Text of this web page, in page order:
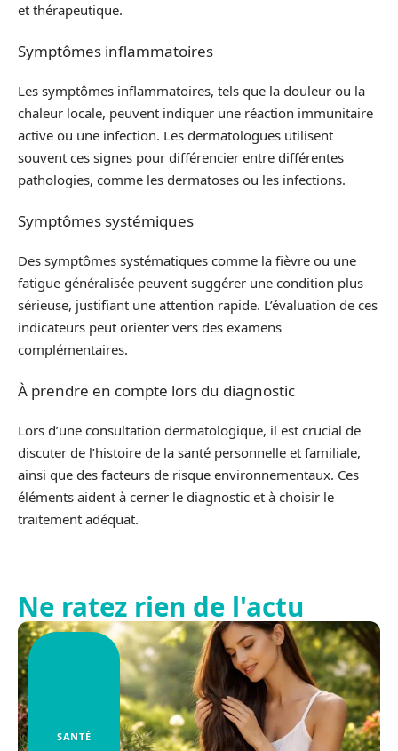
et thérapeutique.
Symptômes inflammatoires
Les symptômes inflammatoires, tels que la douleur ou la
chaleur locale, peuvent indiquer une réaction immunitaire
active ou une infection. Les dermatologues utilisent
souvent ces signes pour différencier entre différentes
pathologies, comme les dermatoses ou les infections.
Symptômes systémiques
Des symptômes systématiques comme la fièvre ou une
fatigue généralisée peuvent suggérer une condition plus
sérieuse, justifiant une attention rapide. L’évaluation de ces
indicateurs peut orienter vers des examens
complémentaires.
À prendre en compte lors du diagnostic
Lors d’une consultation dermatologique, il est crucial de
discuter de l’histoire de la santé personnelle et familiale,
ainsi que des facteurs de risque environnementaux. Ces
éléments aident à cerner le diagnostic et à choisir le
traitement adéquat.
Ne ratez rien de l'actu
SANTÉ